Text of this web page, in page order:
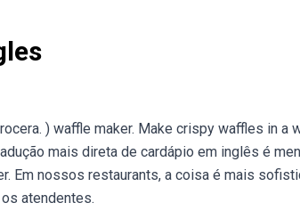
) waffle maker. Make crispy waffles in a
mais direta de cardápio em inglês é
Em nossos restaurants, a coisa é mais
atendentes.